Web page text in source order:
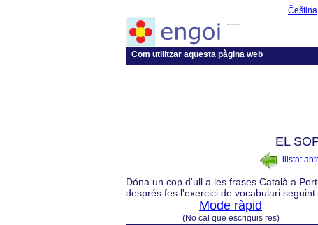
Čeština
----
Com utilitzar aquesta pàgina web
EL
llistat
Dóna un cop d'ull a les frases Català a
després fes l'exercici de vocabulari seguint
Mode ràpid
(No cal que escriguis res)